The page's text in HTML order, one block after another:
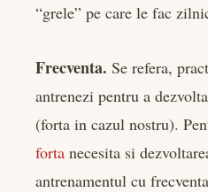
“grele” pe care le fac
Frecventa. Se refera,
antrenezi pentru a
(forta in cazul nostru).
forta necesita si
antrenamentul cu